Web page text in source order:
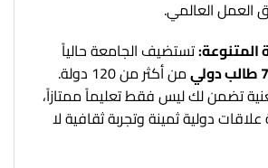
العالمي.
المتنوعة:تستضيف الجامعة حالياً
من أكثر من 120 دولة.
تضمن لك ليس فقط تعليماً ممتازاً،
دولية ثمينة وتجربة ثقافية لا